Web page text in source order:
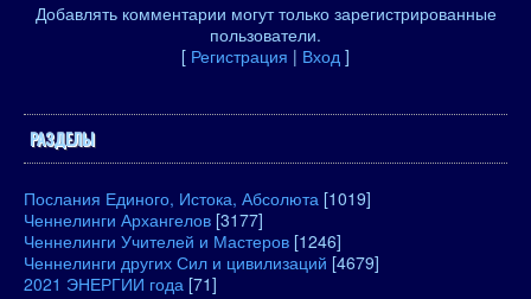
Добавлять комментарии могут только зарегистрированные
пользователи.
[ Регистрация | Вход ]
РАЗДЕЛЫ
Послания Единого, Истока, Абсолюта [1019]
Ченнелинги Архангелов [3177]
Ченнелинги Учителей и Мастеров [1246]
Ченнелинги других Сил и цивилизаций [4679]
2021 ЭНЕРГИИ года [71]